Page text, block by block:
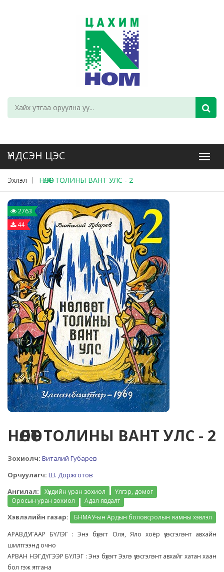
Эхлэл НӨЛӨӨТ ТОЛИНЫ ВАНТ УЛС - 2
2763
44
НӨЛӨӨТ ТОЛИНЫ ВАНТ УЛС - 2
Зохиолч: Виталий Губарев
Орчуулагч: Ш. Доржготов
Ангилал:
Хүүхдийн уран зохиол
Үлгэр, домог
Оросын уран зохиол
Адал явдалт
Хэвлэлийн газар:
БНМАУ-ын Ардын боловсролын яамны хэвлэл
АРАВДУГААР БҮЛЭГ : Энэ бүлэгт Оля, Яло хоёр үзэсгэлэнт авхайн
шилтгээнд очно
АРВАН НЭГДҮГЭЭР БҮЛЭГ : Энэ бүлэгт Ээлэ үзэсгэлэнт авхайг хатан хаан
бол гэж ятгана